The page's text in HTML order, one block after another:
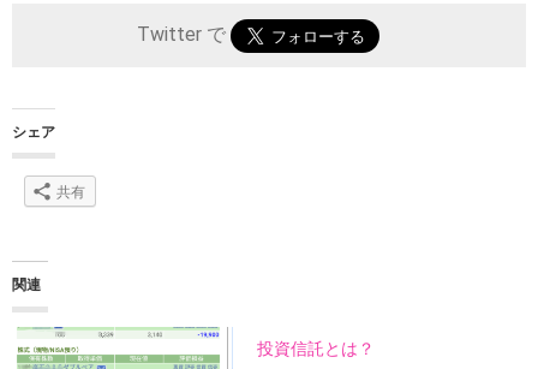
Twitter で
シェア
共有
関連
投資信託とは？